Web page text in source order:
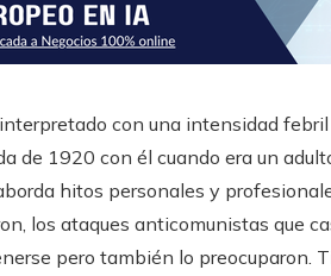
con una intensidad
de 1920 con él cuando era un
hitos personales y
los ataques anticomunistas que
pero también lo preocuparon.